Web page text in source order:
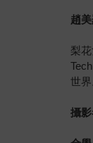
趙
梨
世
攝